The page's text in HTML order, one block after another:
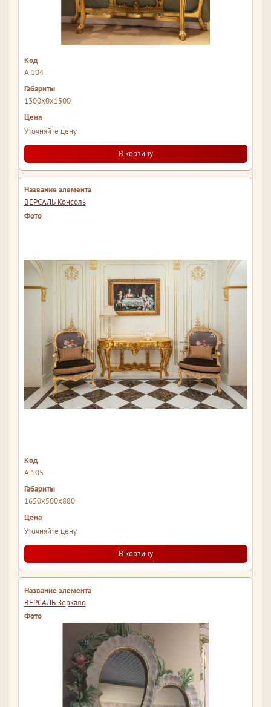
А 104
1300x0x1500
Уточняйте цену
В корзину
ВЕРСАЛЬ Консоль
А 105
1650x500x880
Уточняйте цену
В корзину
ВЕРСАЛЬ Зеркало